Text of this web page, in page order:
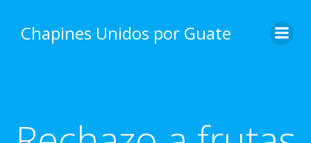
content
Chapines Unidos por Guate